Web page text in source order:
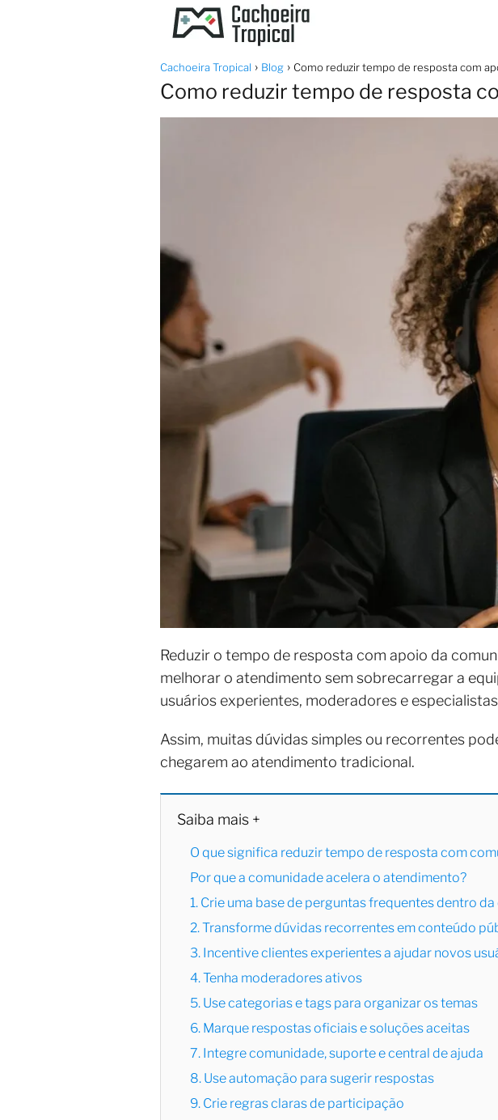
Cachoeira Tropical Blog Como reduzir tempo de resposta com
Como reduzir tempo de resposta
Reduzir o tempo de resposta com apoio da
melhorar o atendimento sem sobrecarregar a
usuários experientes, moderadores e
Assim, muitas dúvidas simples ou recorrentes
chegarem ao atendimento tradicional.
Saiba mais +
O que significa reduzir tempo de resposta com
Por que a comunidade acelera o atendimento?
1. Crie uma base de perguntas frequentes dentro
2. Transforme dúvidas recorrentes em conteúdo
3. Incentive clientes experientes a ajudar novos
4. Tenha moderadores ativos
5. Use categorias e tags para organizar os temas
6. Marque respostas oficiais e soluções aceitas
7. Integre comunidade, suporte e central de ajuda
8. Use automação para sugerir respostas
9. Crie regras claras de participação